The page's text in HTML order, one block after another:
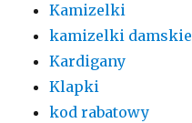
Kamizelki
kamizelki damskie
Kardigany
Klapki
kod rabatowy